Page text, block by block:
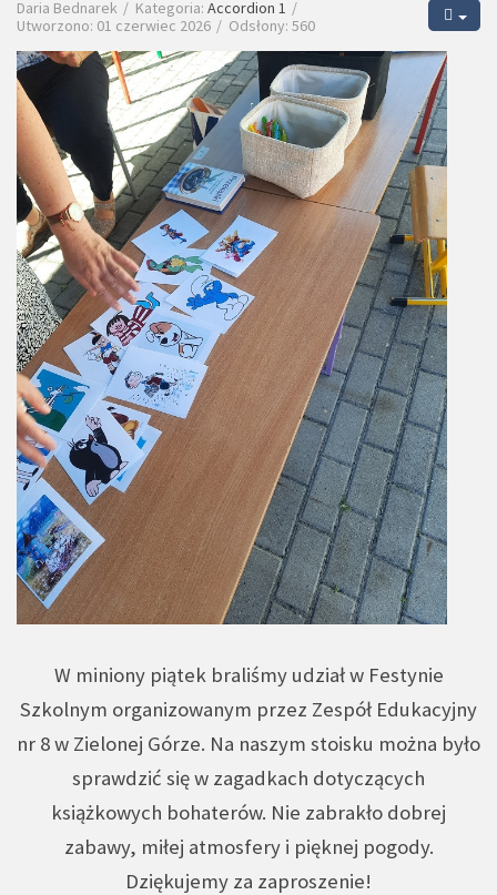
Daria Bednarek Kategoria: Accordion 1
Utworzono: 01 czerwiec 2026
Odsłony: 560
W miniony piątek braliśmy udział w Festynie
Szkolnym organizowanym przez Zespół Edukacyjny
nr 8 w Zielonej Górze. Na naszym stoisku można było
sprawdzić się w zagadkach dotyczących
książkowych bohaterów. Nie zabrakło dobrej
zabawy, miłej atmosfery i pięknej pogody.
Dziękujemy za zaproszenie!